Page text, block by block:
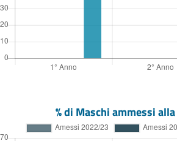
% di Maschi ammessi